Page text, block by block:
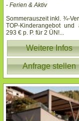
- Ferien & Aktiv
Sommerauszeit inkl. ¾-
TOP-Kinderangebot und
293 € p. P. für 2 ÜN!
Weitere Infos
Anfrage stellen